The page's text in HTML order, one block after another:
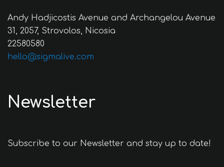
Andy Hadjicostis Avenue and Archangelou Avenue
31, 2057, Strovolos, Nicosia
22580580
hello@sigmalive.com
Newsletter
Subscribe to our Newsletter and stay up to date!